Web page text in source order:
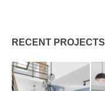
RECENT PROJECTS